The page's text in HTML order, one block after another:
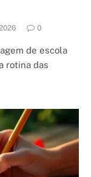
0
de escola
rotina das